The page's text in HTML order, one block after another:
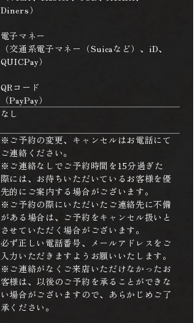
Diners）
電子マネー
（交通系電子マネー（Suicaなど）、iD、
QUICPay）
QRコード
（PayPay）
なし
※ご予約の変更、キャンセルはお電話にて
ご連絡ください。
※ご連絡なしでご予約時間を15分過ぎた
際には、お待ちいただいているお客様を優
先的にご案内する場合がございます。
※ご予約の際にいただいたご連絡先に不備
がある場合は、ご予約をキャンセル扱いと
させていただく場合がございます。
必ず正しい電話番号、メールアドレスをご
入力いただきますようお願いいたします。
※ご連絡がなくご来店いただけなかったお
客様は、以後のご予約を承ることができな
い場合がございますので、あらかじめご了
承ください。